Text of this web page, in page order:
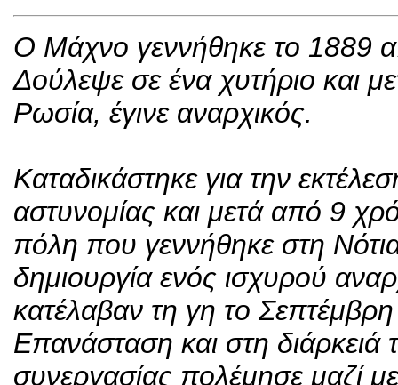
Ο Μάχνο γεννήθηκε το 1889
Δούλεψε σε ένα χυτήριο και
Ρωσία, έγινε αναρχικός.
Καταδικάστηκε για την
αστυνομίας και μετά από 9
πόλη που γεννήθηκε στη
δημιουργία ενός ισχυρού
κατέλαβαν τη γη το
Επανάσταση και στη διάρκειά
συνεργασίας πολέμησε μαζί